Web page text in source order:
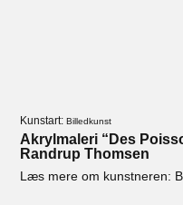
Kunstart:Billedkunst
Akrylmaleri “Des
Randrup Thomsen
Læs mere om kunstneren: